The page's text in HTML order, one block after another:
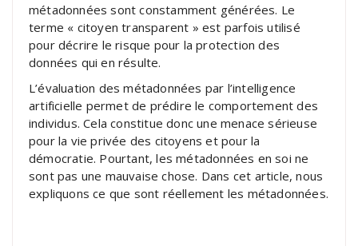
métadonnées sont constamment générées. Le
terme « citoyen transparent » est parfois utilisé
pour décrire le risque pour la protection des
données qui en résulte.
L’évaluation des métadonnées par l’intelligence
artificielle permet de prédire le comportement des
individus. Cela constitue donc une menace sérieuse
pour la vie privée des citoyens et pour la
démocratie. Pourtant, les métadonnées en soi ne
sont pas une mauvaise chose. Dans cet article, nous
expliquons ce que sont réellement les métadonnées.